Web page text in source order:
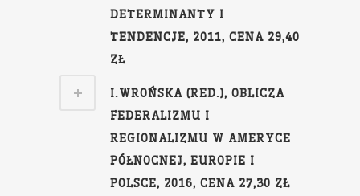
DETERMINANTY I
TENDENCJE, 2011, CENA 29,40
ZŁ
I.WROŃSKA (RED.), OBLICZA
FEDERALIZMU I
REGIONALIZMU W AMERYCE
PÓŁNOCNEJ, EUROPIE I
POLSCE, 2016, CENA 27,30 ZŁ